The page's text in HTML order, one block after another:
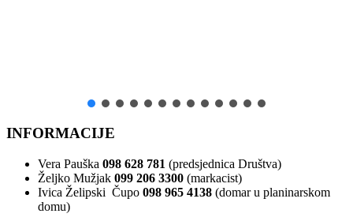
INFORMACIJE
Vera Pauška 098 628 781 (predsjednica Društva)
Željko Mužjak 099 206 3300 (markacist)
Ivica Želipski Čupo 098 965 4138 (domar u planinarskom
domu)